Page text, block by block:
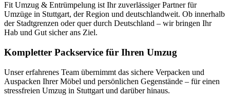
Fit Umzug & Entrümpelung ist Ihr zuverlässiger Partner für
Umzüge in Stuttgart, der Region und deutschlandweit. Ob innerhalb
der Stadtgrenzen oder quer durch Deutschland – wir bringen Ihr
Hab und Gut sicher ans Ziel.
Kompletter Packservice für Ihren Umzug
Unser erfahrenes Team übernimmt das sichere Verpacken und
Auspacken Ihrer Möbel und persönlichen Gegenstände – für einen
stressfreien Umzug in Stuttgart und darüber hinaus.